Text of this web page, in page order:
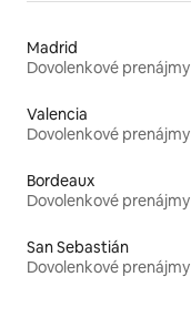
Madrid
Dovolenkové prenájmy
Valencia
Dovolenkové prenájmy
Bordeaux
Dovolenkové prenájmy
San Sebastián
Dovolenkové prenájmy